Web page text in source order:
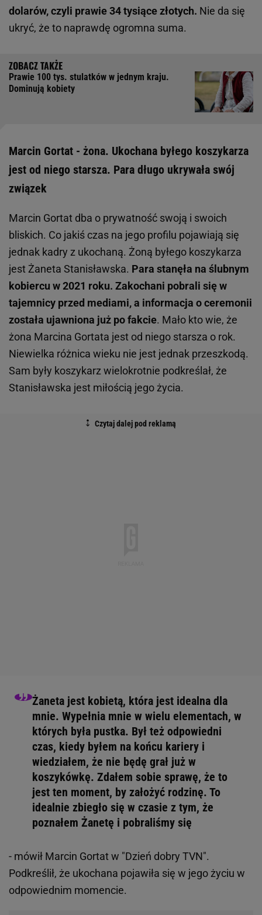
dolarów, czyli prawie 34 tysiące złotych. Nie da się
ukryć, że to naprawdę ogromna suma.
Prawie 100 tys. stulatków w jednym kraju.
Dominują kobiety
Marcin Gortat - żona. Ukochana byłego koszykarza
jest od niego starsza. Para długo ukrywała swój
związek
Marcin Gortat dba o prywatność swoją i swoich
bliskich. Co jakiś czas na jego profilu pojawiają się
jednak kadry z ukochaną. Żoną byłego koszykarza
jest Żaneta Stanisławska. Para stanęła na ślubnym
kobiercu w 2021 roku. Zakochani pobrali się w
tajemnicy przed mediami, a informacja o ceremonii
została ujawniona już po fakcie. Mało kto wie, że
żona Marcina Gortata jest od niego starsza o rok.
Niewielka różnica wieku nie jest jednak przeszkodą.
Sam były koszykarz wielokrotnie podkreślał, że
Stanisławska jest miłością jego życia.
Żaneta jest kobietą, która jest idealna dla
mnie. Wypełnia mnie w wielu elementach, w
których była pustka. Był też odpowiedni
czas, kiedy byłem na końcu kariery i
wiedziałem, że nie będę grał już w
koszykówkę. Zdałem sobie sprawę, że to
jest ten moment, by założyć rodzinę. To
idealnie zbiegło się w czasie z tym, że
poznałem Żanetę i pobraliśmy się
- mówił Marcin Gortat w "Dzień dobry TVN".
Podkreślił, że ukochana pojawiła się w jego życiu w
odpowiednim momencie.